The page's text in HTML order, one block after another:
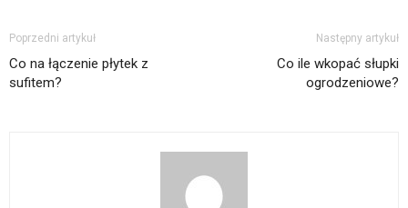
Poprzedni artykuł
Co na łączenie płytek z
sufitem?
Następny artykuł
Co ile wkopać słupki
ogrodzeniowe?